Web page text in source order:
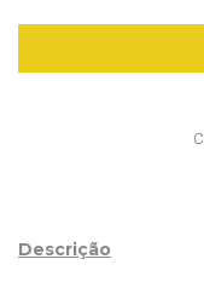
Descrição